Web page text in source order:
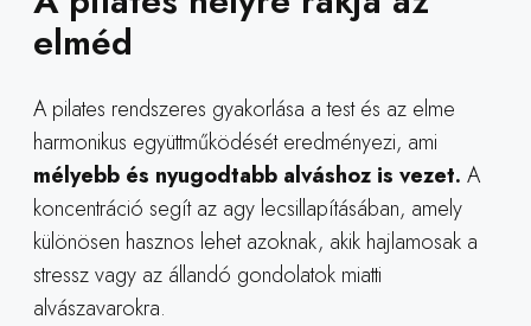
elméd
A pilates rendszeres gyakorlása a test és az elme
harmonikus együttműködését eredményezi, ami
mélyebb és nyugodtabb alváshoz is vezet. A
koncentráció segít az agy lecsillapításában, amely
különösen hasznos lehet azoknak, akik hajlamosak a
stressz vagy az állandó gondolatok miatti
alvászavarokra.